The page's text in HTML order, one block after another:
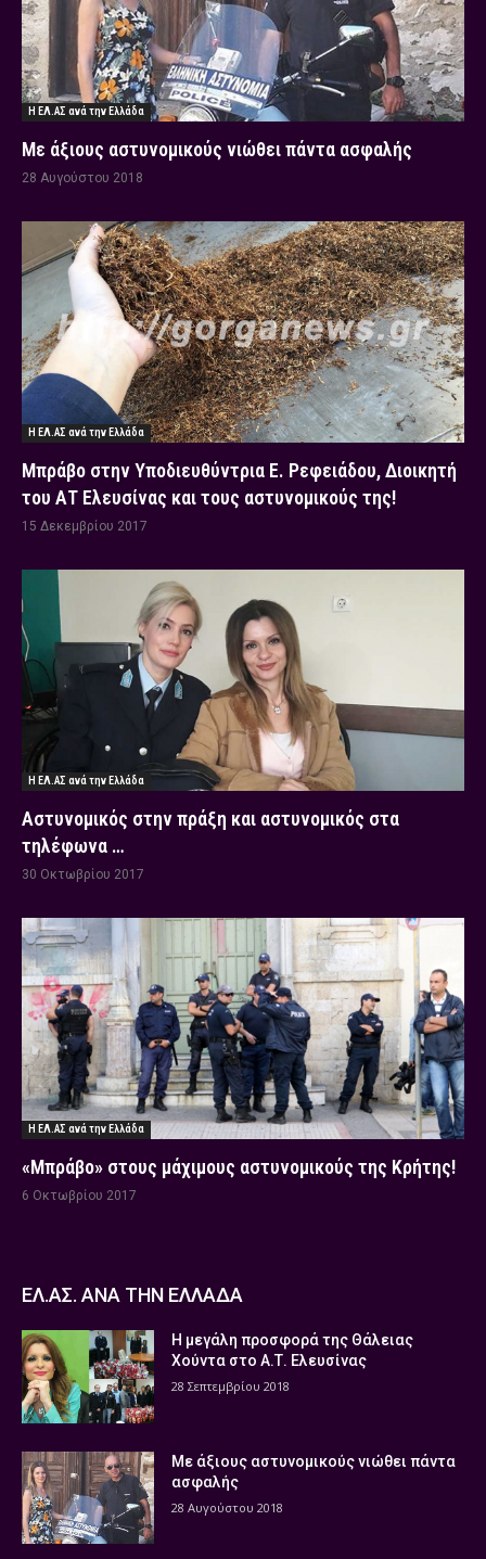
Η ΕΛ.ΑΣ ανά την Ελλάδα
Με άξιους αστυνομικούς νιώθει πάντα ασφαλής
28 Αυγούστου 2018
Η ΕΛ.ΑΣ ανά την Ελλάδα
Μπράβο στην Υποδιευθύντρια Ε. Ρεφειάδου, Διοικητή
του ΑΤ Ελευσίνας και τους αστυνομικούς της!
15 Δεκεμβρίου 2017
Η ΕΛ.ΑΣ ανά την Ελλάδα
Αστυνομικός στην πράξη και αστυνομικός στα
τηλέφωνα …
30 Οκτωβρίου 2017
Η ΕΛ.ΑΣ ανά την Ελλάδα
«Μπράβο» στους μάχιμους αστυνομικούς της Κρήτης!
6 Οκτωβρίου 2017
ΕΛ.ΑΣ. ΑΝΑ ΤΗΝ ΕΛΛΑΔΑ
Η μεγάλη προσφορά της Θάλειας
Χούντα στο Α.Τ. Ελευσίνας
28 Σεπτεμβρίου 2018
Με άξιους αστυνομικούς νιώθει πάντα
ασφαλής
28 Αυγούστου 2018